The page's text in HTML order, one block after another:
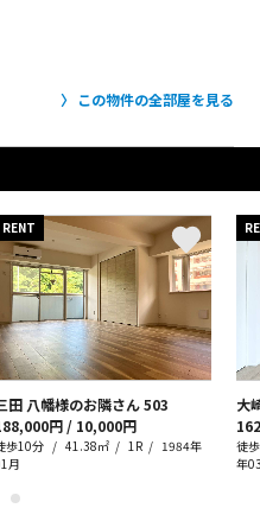
この物件の全部屋を見る
RENT
田 八幡様のお隣さん503
円 / 10,000円
歩10分 41.38㎡ 1R
1984年
月
大
徒
年